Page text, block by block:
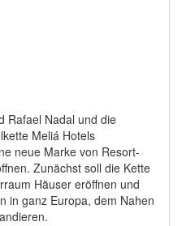
Rafael Nadal und die
Meliá Hotels
neue Marke von Resort-
Zunächst soll die Kette
Häuser eröffnen und
in ganz Europa, dem Nahen